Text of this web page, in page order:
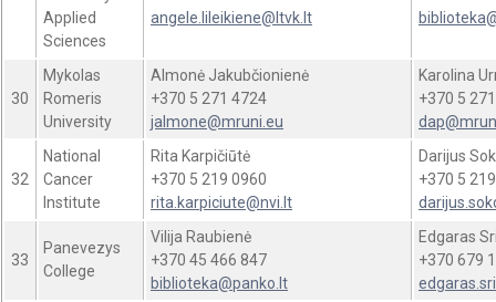
Applied
Sciences
angele.lileikiene@ltvk.lt
30
Mykolas
Romeris
University
Almonė Jakubčionienė
+370 5 271 4724
jalmone@mruni.eu
Karolina
+370 5
32
National
Cancer
Institute
Rita Karpičiūtė
+370 5 219 0960
rita.karpiciute@nvi.lt
Darijus
+370 5
33
Panevezys
College
Vilija Raubienė
+370 45 466 847
biblioteka@panko.lt
Edgaras
+370 679